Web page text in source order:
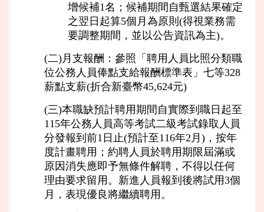
增候補1名；候補期間自甄選結果確定
之翌日起算5個月為原則(得視業務需
要調整期間，並以公告資訊為主)。
(二)月支報酬：參照「聘用人員比照分類職
位公務人員俸點支給報酬標準表」七等328
薪點支薪(折合新臺幣45,624元)
(三)本職缺預計聘用期間自實際到職日起至
115年公務人員高等考試二級考試錄取人員
分發報到前1日止(預計至116年2月)，按年
度計畫聘用；約聘人員於聘用期限屆滿或
原因消失應即予無條件解聘，不得以任何
理由要求留用。新進人員報到後將試用3個
月，表現優良將繼續聘用。